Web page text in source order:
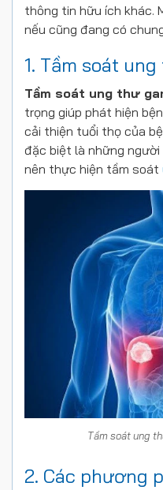
thông tin hữu ích khác.
nếu cũng đang có
1. Tầm soát
Tầm soát ung thư
trọng giúp phát hiện
cải thiện tuổi thọ của
đặc biệt là những
nên thực hiện tầm soát
Tầm soát ung
2. Các phương